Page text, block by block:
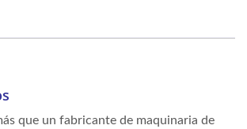
que un fabricante de maquinaria de